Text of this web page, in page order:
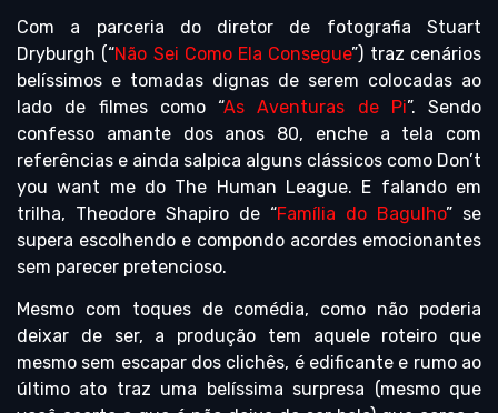
Com a parceria do diretor de fotografia Stuart
Dryburgh (“Não Sei Como Ela Consegue”) traz cenários
belíssimos e tomadas dignas de serem colocadas ao
lado de filmes como “As Aventuras de Pi”. Sendo
confesso amante dos anos 80, enche a tela com
referências e ainda salpica alguns clássicos como Don’t
you want me do The Human League. E falando em
trilha, Theodore Shapiro de “Família do Bagulho” se
supera escolhendo e compondo acordes emocionantes
sem parecer pretencioso.
Mesmo com toques de comédia, como não poderia
deixar de ser, a produção tem aquele roteiro que
mesmo sem escapar dos clichês, é edificante e rumo ao
último ato traz uma belíssima surpresa (mesmo que